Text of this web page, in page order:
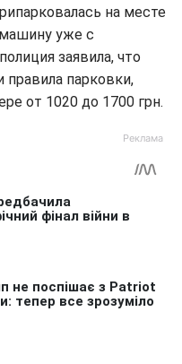
на месте
уже с
заявила, что
парковки,
от 1020 до 1700 грн.